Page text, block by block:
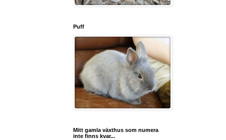
Puff
Mitt gamla växthus som numera
inte finns kvar...